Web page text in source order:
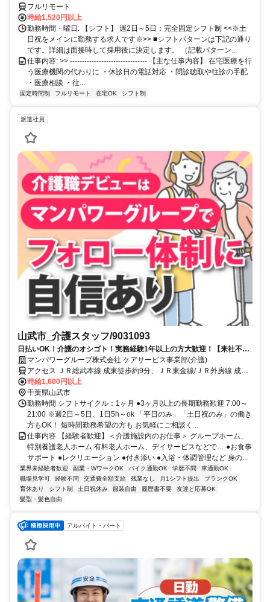
フルリモート
時給1,520円以上
勤務時間・曜日: 【シフト】 週2日～5日：完全固定シフト制 <<※土
日祝をメインに勤務する求人です※>> ■シフトパターンは下記の通り
です。詳細は面接時して採用後に決定します。 （記載パターン...
仕事内容: >> -------------------------------- 【主な仕事内容】 在宅医療を行
う医療機関の代わりに ・休診日の電話対応 ・問診聴取や往診の手配
・医療相談 ・往...
固定時間制 フルリモート 在宅OK シフト制
派遣社員
山武市_介護スタッフ/9031093
日払いOK！介護のオシゴト！実務経験1年以上の方大歓迎！【来社不
要！WEB・電話登録ＯＫ】
マンパワーグループ株式会社 ケアサービス事業部(介護)
アクセス ＪＲ総武本線 成東徒歩約9分、ＪＲ東金線/ＪＲ外房線 成東
徒歩約9分、ＪＲ東金線/ＪＲ外房線 求名出入口2徒歩約42分 車・バイ
ク通勤OK（派遣先による）
時給1,600円以上
千葉県山武市
勤務時間 シフトサイクル：1ヶ月 ●3ヶ月以上の長期勤務歓迎 7:00～
21:00 ※週2日～5日、1日5h～ok 「平日のみ」「土日祝のみ」の働き
方もOK！ 短時間勤務希望の方も お気軽にご相談く...
仕事内容 【経験者歓迎】＜介護施設内のお仕事＞ グループホーム、
特別養護老人ホーム 有料老人ホーム、デイサービスなどで… ●お食事
サポート ●レクリエーション ●付き添い ●入浴・体調管理など 身の...
業界未経験者歓迎 副業・WワークOK バイク通勤OK 学歴不問
車通勤OK
職場見学可
経験不問 交通費全額支給 残業なし 月1シフト提出
ブランクOK
育休あり
シフト制 土日祝休み 服装自由 履歴書不要
友達と応募OK
髪型・髪色自由
アルバイト・パート